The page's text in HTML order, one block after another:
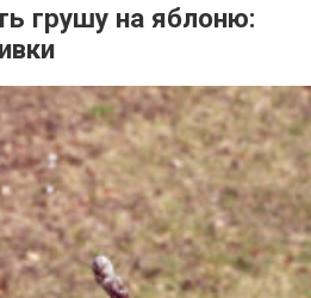
грушу на яблоню: